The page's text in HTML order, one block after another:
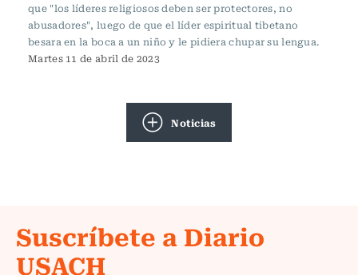
que "los líderes religiosos deben ser protectores, no
abusadores", luego de que el líder espiritual tibetano
besara en la boca a un niño y le pidiera chupar su lengua.
Martes 11 de abril de 2023
Noticias